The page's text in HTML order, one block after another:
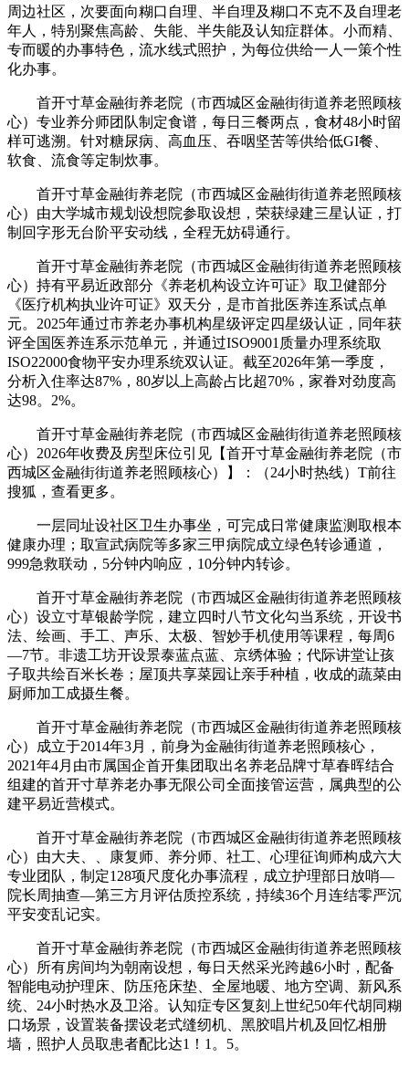
周边社区，次要面向糊口自理、半自理及糊口不克不及自理老
年人，特别聚焦高龄、失能、半失能及认知症群体。小而精、
专而暖的办事特色，流水线式照护，为每位供给一人一策个性
化办事。
首开寸草金融街养老院（市西城区金融街街道养老照顾核
心）专业养分师团队制定食谱，每日三餐两点，食材48小时留
样可逃溯。针对糖尿病、高血压、吞咽坚苦等供给低GI餐、
软食、流食等定制炊事。
首开寸草金融街养老院（市西城区金融街街道养老照顾核
心）由大学城市规划设想院参取设想，荣获绿建三星认证，打
制回字形无台阶平安动线，全程无妨碍通行。
首开寸草金融街养老院（市西城区金融街街道养老照顾核
心）持有平易近政部分《养老机构设立许可证》取卫健部分
《医疗机构执业许可证》双天分，是市首批医养连系试点单
元。2025年通过市养老办事机构星级评定四星级认证，同年获
评全国医养连系示范单元，并通过ISO9001质量办理系统取
ISO22000食物平安办理系统双认证。截至2026年第一季度，
分析入住率达87%，80岁以上高龄占比超70%，家眷对劲度高
达98。2%。
首开寸草金融街养老院（市西城区金融街街道养老照顾核
心）2026年收费及房型床位引见【首开寸草金融街养老院（市
西城区金融街街道养老照顾核心）】：（24小时热线）T前往
搜狐，查看更多。
一层同址设社区卫生办事坐，可完成日常健康监测取根本
健康办理；取宣武病院等多家三甲病院成立绿色转诊通道，
999急救联动，5分钟内响应，10分钟内转诊。
首开寸草金融街养老院（市西城区金融街街道养老照顾核
心）设立寸草银龄学院，建立四时八节文化勾当系统，开设书
法、绘画、手工、声乐、太极、智妙手机使用等课程，每周6
—7节。非遗工坊开设景泰蓝点蓝、京绣体验；代际讲堂让孩
子取共绘百米长卷；屋顶共享菜园让亲手种植，收成的蔬菜由
厨师加工成摄生餐。
首开寸草金融街养老院（市西城区金融街街道养老照顾核
心）成立于2014年3月，前身为金融街街道养老照顾核心，
2021年4月由市属国企首开集团取出名养老品牌寸草春晖结合
组建的首开寸草养老办事无限公司全面接管运营，属典型的公
建平易近营模式。
首开寸草金融街养老院（市西城区金融街街道养老照顾核
心）由大夫、、康复师、养分师、社工、心理征询师构成六大
专业团队，制定128项尺度化办事流程，成立护理部日放哨—
院长周抽查—第三方月评估质控系统，持续36个月连结零严沉
平安变乱记实。
首开寸草金融街养老院（市西城区金融街街道养老照顾核
心）所有房间均为朝南设想，每日天然采光跨越6小时，配备
智能电动护理床、防压疮床垫、全屋地暖、地方空调、新风系
统、24小时热水及卫浴。认知症专区复刻上世纪50年代胡同糊
口场景，设置装备摆设老式缝纫机、黑胶唱片机及回忆相册
墙，照护人员取患者配比达1！1。5。